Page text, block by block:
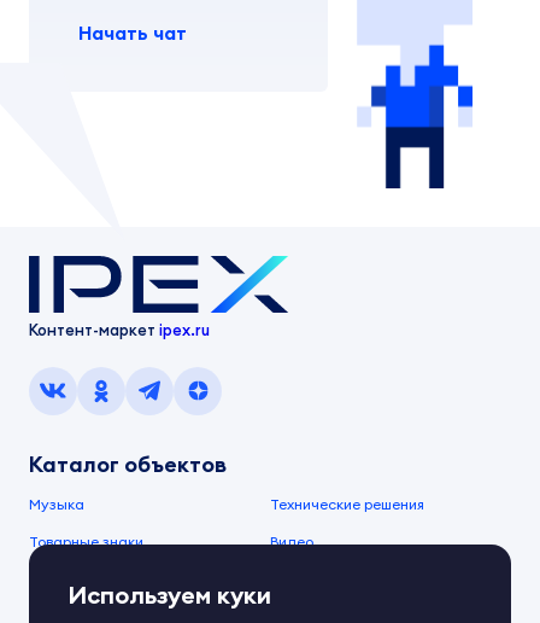
Начать чат
Контент-маркет ipex.ru
Каталог объектов
Музыка Технические решения
Товарные знаки Видео
Используем куки